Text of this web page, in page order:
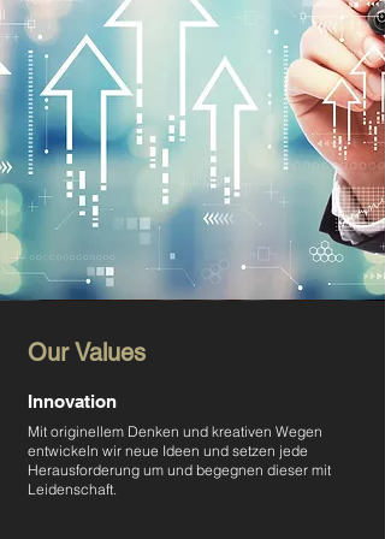
Our Values
Innovation
Mit originellem Denken und kreativen Wegen
entwickeln wir neue Ideen und setzen jede
Herausforderung um und begegnen dieser mit
Leidenschaft.